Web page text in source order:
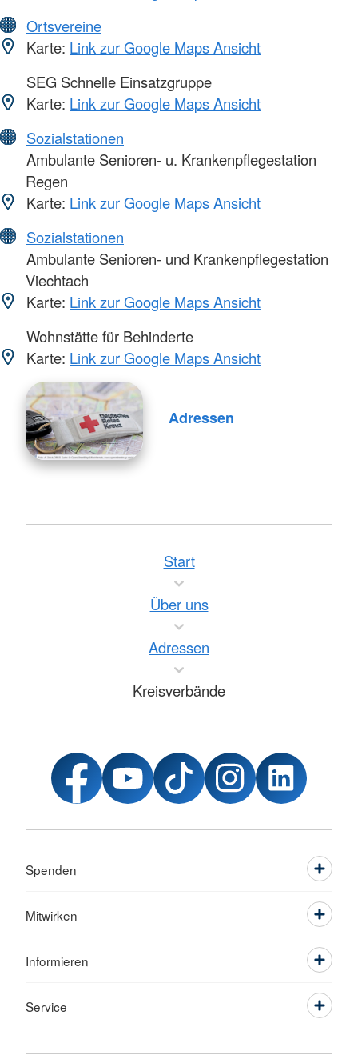
Ortsvereine
Karte: Link zur Google Maps Ansicht
SEG Schnelle Einsatzgruppe
Karte: Link zur Google Maps Ansicht
Sozialstationen
Ambulante Senioren- u. Krankenpflegestation
Regen
Karte: Link zur Google Maps Ansicht
Sozialstationen
Ambulante Senioren- und Krankenpflegestation
Viechtach
Karte: Link zur Google Maps Ansicht
Wohnstätte für Behinderte
Karte: Link zur Google Maps Ansicht
Adressen
Start
Über uns
Adressen
Kreisverbände
Spenden
Mitwirken
Informieren
Service